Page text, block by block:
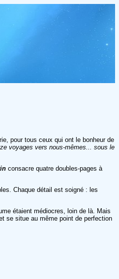
pour tous ceux qui ont le bonheur de
voyages vers nous-mêmes... sous le
consacre quatre doubles-pages à
Chaque détail est soigné : les
étaient médiocres, loin de là. Mais
se situe au même point de perfection